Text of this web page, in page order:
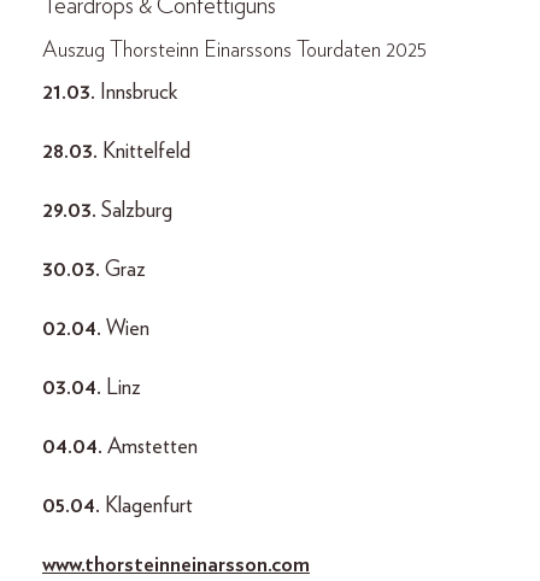
Teardrops & Confettiguns
Auszug Thorsteinn Einarssons Tourdaten 2025
21.03. Innsbruck
28.03. Knittelfeld
29.03. Salzburg
30.03. Graz
02.04. Wien
03.04. Linz
04.04. Amstetten
05.04. Klagenfurt
www.thorsteinneinarsson.com